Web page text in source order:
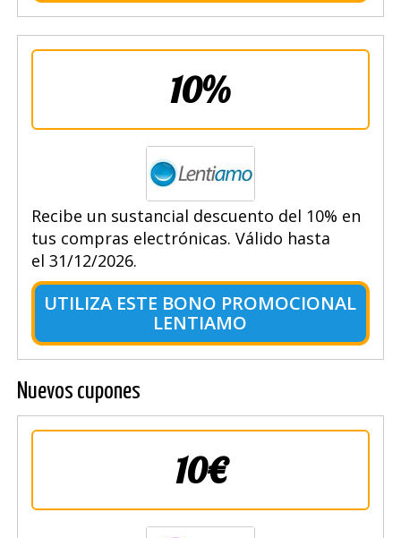
10%
Recibe un sustancial descuento del 10% en
tus compras electrónicas. Válido hasta
el 31/12/2026.
UTILIZA ESTE BONO PROMOCIONAL
LENTIAMO
Nuevos cupones
10€